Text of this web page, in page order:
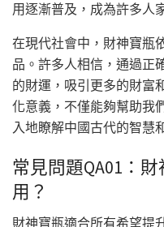
用逐漸普及，成為許多人
在現代社會中，財神寶瓶
品。許多人相信，通過正
的財運，吸引更多的財富
化意義，不僅能夠幫助我
入地瞭解中國古代的智慧
常見問題QA01：
用？
財神寶瓶適合所有希望提